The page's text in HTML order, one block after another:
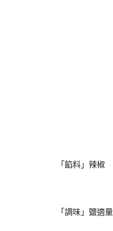
「餡料」辣椒
「調味」鹽適量